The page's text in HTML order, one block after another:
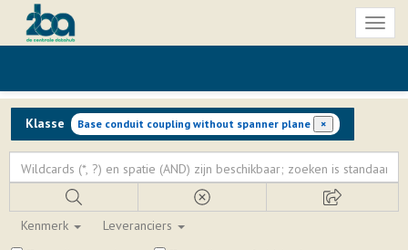
Klasse Base conduit coupling without spanner plane ×
Kenmerk
Leveranciers